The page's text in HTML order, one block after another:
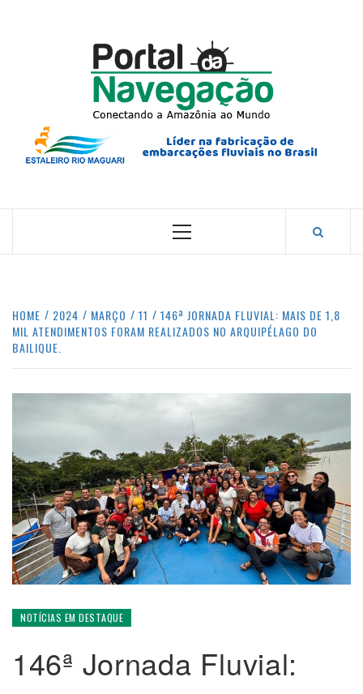
CONECTANDO A AMAZÔNIA COM O MUNDO.
Primary
HOME 2024 MARÇO 11
146ª JORNADA FLUVIAL: MAIS DE 1,8
MIL ATENDIMENTOS FORAM REALIZADOS NO ARQUIPÉLAGO DO
BAILIQUE.
NOTÍCIAS EM DESTAQUE
146ª Jornada Fluvial: